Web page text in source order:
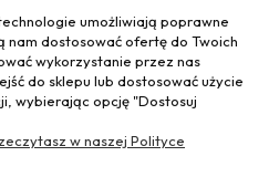
umożliwiają poprawne
nam dostosować ofertę do Twoich
wykorzystanie przez nas
do sklepu lub dostosować użycie
wybierając opcję "Dostosuj
w naszej Polityce